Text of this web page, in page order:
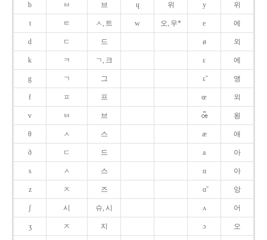
b ㅂ 브 ɥ 위 y 위
t ㅌ ㅅ, 트 w 오, 우* e 에
d ㄷ 드 ø 외
k ㅋ ㄱ, 크 ɛ 에
g ㄱ 그 ɛ̃ 앵
f ㅍ 프 œ 외
v ㅂ 브 욍
θ ㅅ 스 æ 애
ð ㄷ 드 a 아
s ㅅ 스 ɑ 아
z ㅈ 즈 ɑ̃ 앙
ʃ 시 슈, 시 ʌ 어
ʒ ㅈ 지 ɔ 오